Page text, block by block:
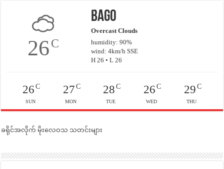
26C
Bago
Overcast Clouds
humidity: 90%
wind: 4km/h SSE
H 26 • L 26
26C
SUN
27C
MON
28 C
TUE
26C
WED
29C
THU
ခရိုင်အလိုက် မိုးလေဝသ သတင်းများ